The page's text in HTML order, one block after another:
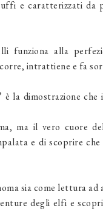
e caratterizzati da
funziona alla
intrattiene e fa
la dimostrazione
ma il vero cuore
e di scoprire
sia come lettura
degli elfi e